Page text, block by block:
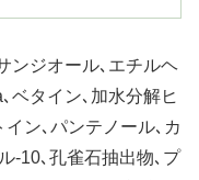
ンジオール､エチルヘ
ベタイン､加水分解ヒ
ン､パンテノール､カ
-10､孔雀石抽出物､プ